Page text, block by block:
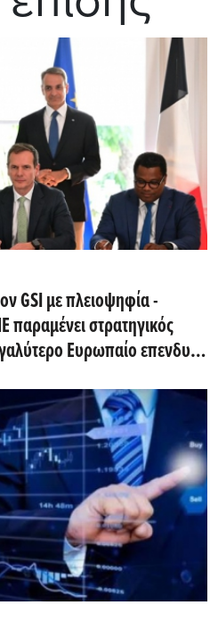
GSI με πλειοψηφία -
στρατηγικός
Ευρωπαίο επενδυτή